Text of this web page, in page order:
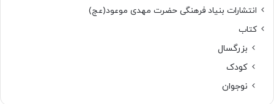
انتشارات بنیاد فرهنگی حضرت مهدی موعود(عج)
کتاب
بزرگسال
کودک
نوجوان